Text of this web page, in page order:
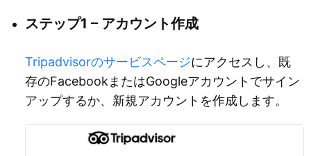
ステップ1 – アカウント作成
Tripadvisorのサービスページにアクセスし、既
存のFacebookまたはGoogleアカウントでサイン
アップするか、新規アカウントを作成します。